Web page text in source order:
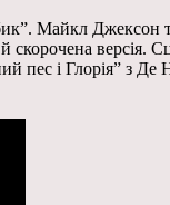
Майкл Джексон
версія.
пес і Глорія” з